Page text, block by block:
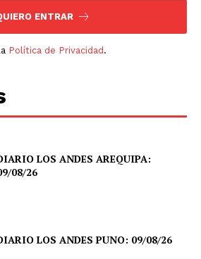
ENTRAR
Política de Privacidad.
LOS ANDES AREQUIPA:
08/26
LOS ANDES PUNO: 09/08/26